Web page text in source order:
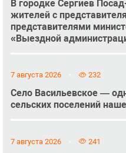
В городке Сергиев
жителей с
представителями
«Выездной
7 августа 2026 232
Село Васильевское —
сельских поселений
7 августа 2026 241